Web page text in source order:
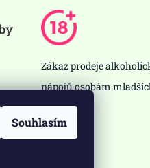
Souhlasím
Zákaz prodeje
nápojů osobám